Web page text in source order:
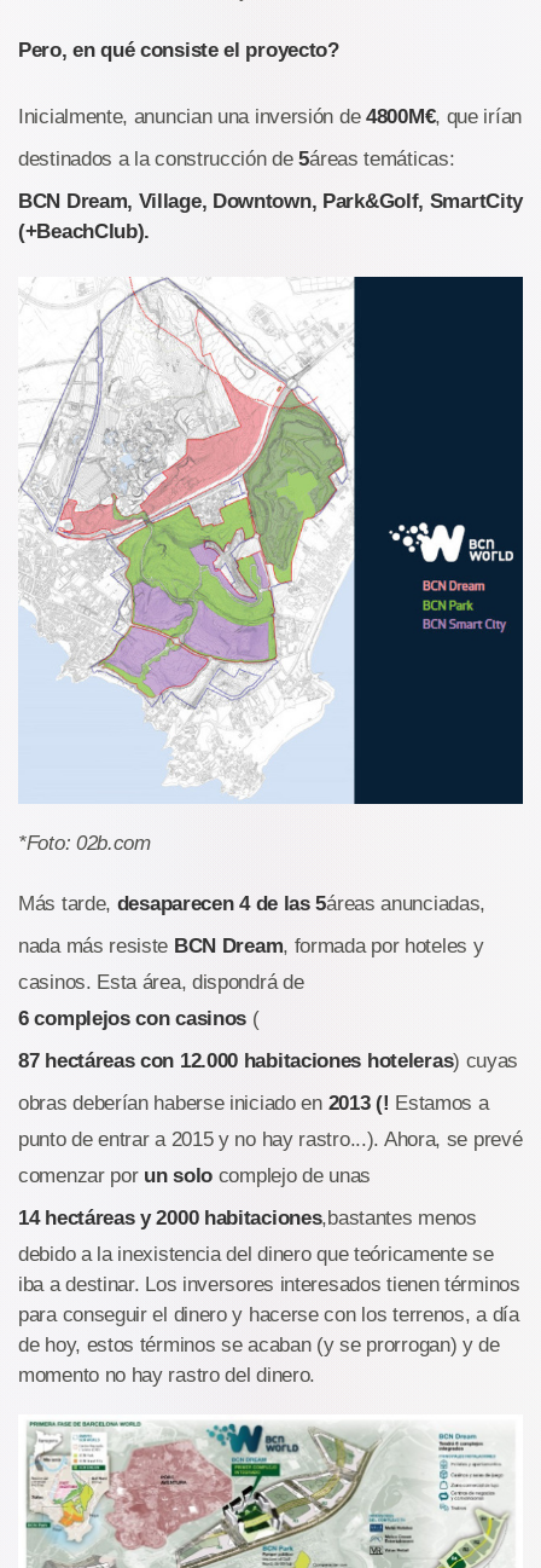
Pero, en qué consiste el proyecto?
Inicialmente, anuncian una inversión de 4800M€, que irían
destinados a la construcción de5áreas temáticas:
BCN Dream, Village, Downtown, Park&Golf, SmartCity
(+BeachClub).
*Foto: 02b.com
Más tarde, desaparecen 4 de las 5áreas anunciadas,
nada más resiste BCN Dream, formada por hoteles y
casinos. Esta área, dispondrá de
6 complejos con casinos (
87 hectáreas con 12.000 habitaciones hoteleras) cuyas
obras deberían haberse iniciado en 2013 (! Estamos a
punto de entrar a 2015 y no hay rastro...). Ahora, se prevé
comenzar por un solo complejo de unas
14 hectáreas y 2000 habitaciones,bastantes menos
debido a la inexistencia del dinero que teóricamente se
iba a destinar. Los inversores interesados tienen términos
para conseguir el dinero y hacerse con los terrenos, a día
de hoy, estos términos se acaban (y se prorrogan) y de
momento no hay rastro del dinero.